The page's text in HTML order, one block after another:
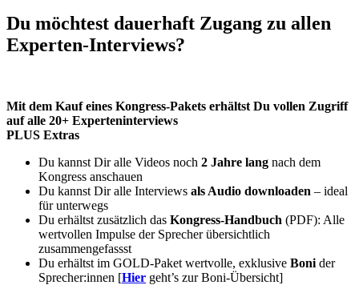
Du möchtest dauerhaft Zugang zu allen
Experten-Interviews?
Mit dem Kauf eines Kongress-Pakets erhältst Du vollen Zugriff
auf alle 20+ Experteninterviews
PLUS Extras
Du kannst Dir alle Videos noch 2 Jahre lang nach dem
Kongress anschauen
Du kannst Dir alle Interviews als Audio downloaden – ideal
für unterwegs
Du erhältst zusätzlich das Kongress-Handbuch (PDF): Alle
wertvollen Impulse der Sprecher übersichtlich
zusammengefassst
Du erhältst im GOLD-Paket wertvolle, exklusive Boni der
Sprecher:innen [Hier geht’s zur Boni-Übersicht]